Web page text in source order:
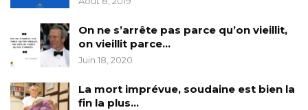
On ne s’arrête pas parce qu’on vieillit,
on vieillit parce…
Juin 18, 2020
La mort imprévue, soudaine est bien la
fin la plus…